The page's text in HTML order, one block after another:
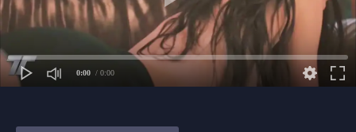
0:00 / 0:00